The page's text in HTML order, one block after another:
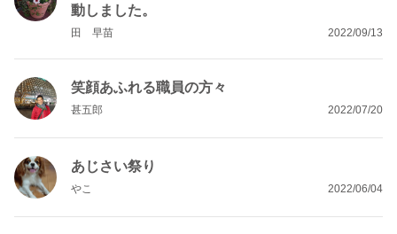
動しました。
田 早苗 2022/09/13
笑顔あふれる職員の方々
甚五郎 2022/07/20
あじさい祭り
やこ 2022/06/04